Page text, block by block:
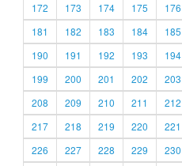
172
173 174 175 176
181
182 183 184 185
190
191 192 193 194
199
200 201 202 203
208
209 210 211 212
217
218 219 220 221
226
227 228 229 230